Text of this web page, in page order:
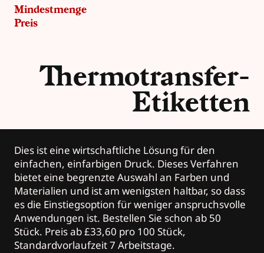
Mindestmenge
Preis
Thermotransfer-
Etiketten
Dies ist eine wirtschaftliche Lösung für den
einfachen, einfarbigen Druck. Dieses Verfahren
bietet eine begrenzte Auswahl an Farben und
Materialien und ist am wenigsten haltbar, so dass
es die Einstiegsoption für weniger anspruchsvolle
Anwendungen ist. Bestellen Sie schon ab 50
Stück. Preis ab £33,60 pro 100 Stück,
Standardvorlaufzeit 7 Arbeitstage.